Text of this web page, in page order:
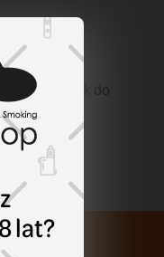
mieszanek do
nadają do
lat?